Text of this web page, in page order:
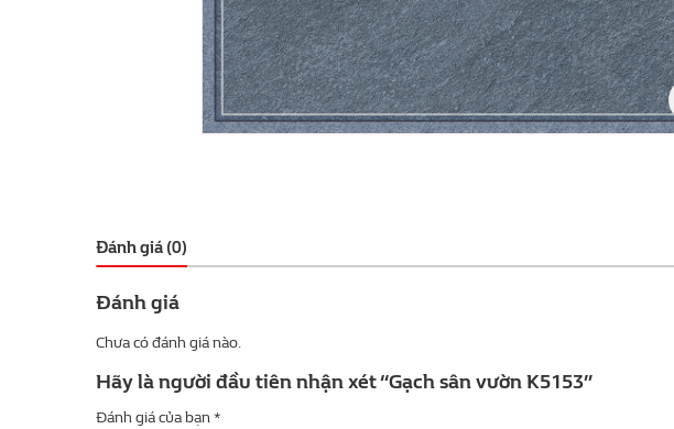
Đánh giá (0)
Đánh giá
Chưa có đánh giá nào.
Hãy là người đầu tiên nhận xét “Gạch sân vườn K5153”
Đánh giá của bạn*